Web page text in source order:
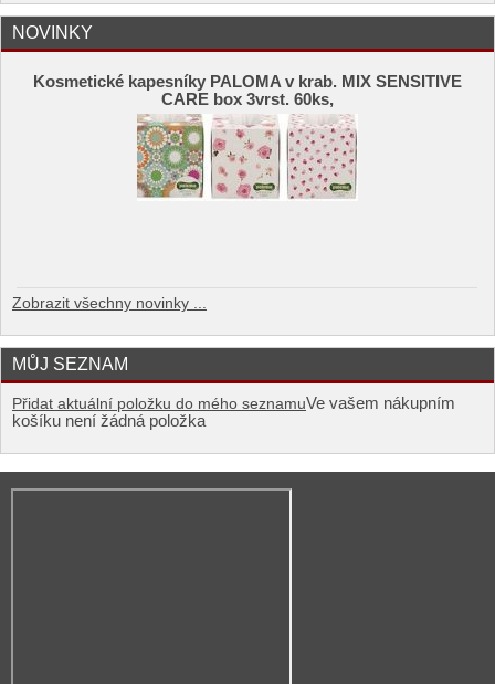
NOVINKY
Kosmetické kapesníky PALOMA v krab. MIX SENSITIVE
CARE box 3vrst. 60ks,
Zobrazit všechny novinky ...
MŮJ SEZNAM
Přidat aktuální položku do mého seznamuVe vašem nákupním
košíku není žádná položka